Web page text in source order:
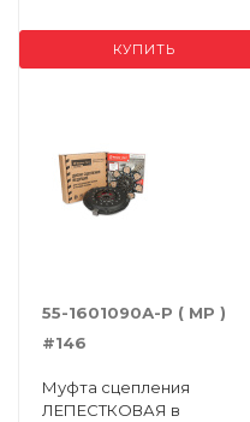
КУПИТЬ
55-1601090А-Р ( MP )
#146
Муфта сцепления
ЛЕПЕСТКОВАЯ в